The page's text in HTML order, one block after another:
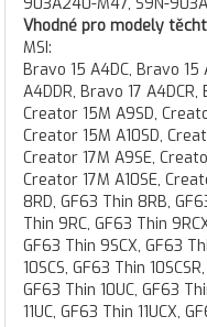
Vhodné pro modely
MSI:
Bravo 15 A4DC, Bravo 15
A4DDR, Bravo 17 A4DCR,
Creator 15M A9SD,
Creator 15M A10SD,
Creator 17M A9SE,
Creator 17M A10SE,
8RD, GF63 Thin 8RB,
Thin 9RC, GF63 Thin
GF63 Thin 9SCX, GF63
10SCS, GF63 Thin
GF63 Thin 10UC, GF63
11UC, GF63 Thin 11UCX,